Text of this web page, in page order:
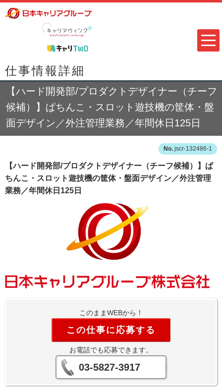
仕事情報詳細
【ハード開発部/プロダクトデザイナー（チーフ
候補）】ぱちんこ・スロット遊技機の筐体・盤
面デザイン／外注管理業務／年間休日125日
jscr-132486-1
【ハード開発部/プロダクトデザイナー（チーフ候補）】ぱ
ちんこ・スロット遊技機の筐体・盤面デザイン／外注管理
業務／年間休日125日
このままWEBから！
この仕事に応募する
お電話でも応募できます。
03-5827-3917